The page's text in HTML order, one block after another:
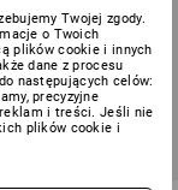
Twojej zgody.
o Twoich
plików cookie i innych
dane z procesu
następujących celów:
precyzyjne
i treści. Jeśli nie
plików cookie i